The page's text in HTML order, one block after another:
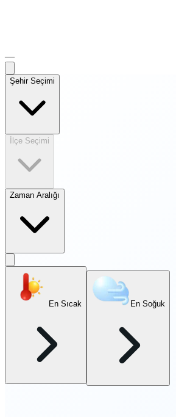
—
Şehir Seçimi
İlçe Seçimi
Zaman Aralığı
En Sıcak En Soğuk